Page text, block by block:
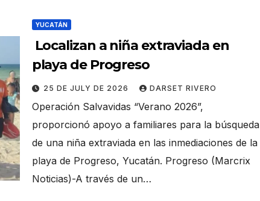
YUCATÁN
Localizan a niña extraviada en
playa de Progreso
25 DE JULY DE 2026 DARSET RIVERO
Operación Salvavidas “Verano 2026”,
proporcionó apoyo a familiares para la búsqueda
de una niña extraviada en las inmediaciones de la
playa de Progreso, Yucatán. Progreso (Marcrix
Noticias)-A través de un…